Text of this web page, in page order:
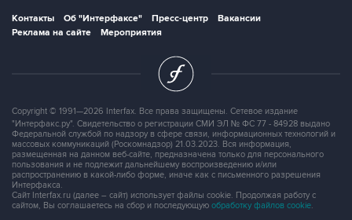
Контакты Об "Интерфаксе" Пресс-центр
Вакансии
Реклама на сайте
Мероприятия
Copyright © 1991—2026 Interfax. Все права защищены. Сетевое издание
"Интерфакс.ру". Свидетельство о регистрации СМИ ЭЛ № ФС 77 - 84928 выдано
Федеральной службой по надзору в сфере связи, информационных технологий и
массовых коммуникаций (Роскомнадзор) 21.03.2023. Вся информация,
размещенная на данном веб-сайте, предназначена только для персонального
пользования и не подлежит дальнейшему воспроизведению и/или
распространению в какой-либо форме, иначе как с письменного разрешения
Интерфакса.
Сайт Interfax.ru (далее – сайт) использует файлы cookie. Продолжая работу с
сайтом, Вы соглашаетесь на сбор и последующую обработку файлов cookie.